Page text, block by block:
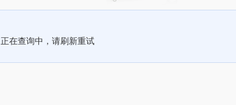
正在查询中，请刷新重试